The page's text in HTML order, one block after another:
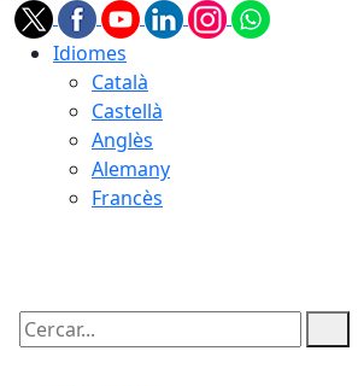
Idiomes
Català
Castellà
Anglès
Alemany
Francès
Cercar: